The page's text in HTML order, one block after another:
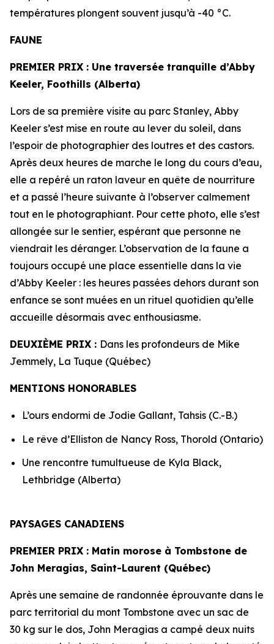
températures plongent souvent jusqu’à -40 °C.
FAUNE
PREMIER PRIX : Une traversée tranquille d’Abby
Keeler, Foothills (Alberta)
Lors de sa première visite au parc Stanley, Abby
Keeler s’est mise en route au lever du soleil, dans
l’espoir de photographier des loutres et des castors.
Après deux heures de marche le long du cours d’eau,
elle a repéré un raton laveur en quête de nourriture
et a passé l’heure suivante à l’observer calmement
tout en le photographiant. Pour cette photo, elle s’est
allongée sur le sentier, espérant que personne ne
viendrait les déranger. L’observation de la faune a
toujours occupé une place essentielle dans la vie
d’Abby Keeler : les heures passées dehors durant son
enfance se sont muées en un rituel quotidien qu’elle
accueille désormais avec enthousiasme.
DEUXIÈME PRIX : Dans les profondeurs de Mike
Jemmely, La Tuque (Québec)
MENTIONS HONORABLES
L’ours endormi de Jodie Gallant, Tahsis (C.-B.)
Le rêve d’Elliston de Nancy Ross, Thorold (Ontario)
Une rencontre tumultueuse de Kyla Black,
Lethbridge (Alberta)
PAYSAGES CANADIENS
PREMIER PRIX : Matin morose à Tombstone de
John Meragias, Saint-Laurent (Québec)
Après une semaine de randonnée éprouvante dans le
parc territorial du mont Tombstone avec un sac de
30 kg sur le dos, John Meragias a campé deux nuits